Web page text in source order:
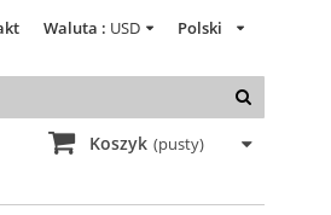
Polski
Waluta : USD
Koszyk (pusty)